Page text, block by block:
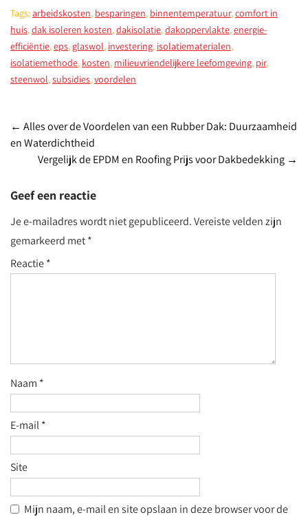
Tags:arbeidskosten, besparingen, binnentemperatuur,comfort in
huis,dak isoleren kosten,dakisolatie,dakoppervlakte,energie-
efficiëntie,eps, glaswol, investering, isolatiematerialen,
isolatiemethode, kosten, milieuvriendelijkere leefomgeving, pir,
steenwol,subsidies,voordelen
Post
navigation
← Alles over de Voordelen van een Rubber Dak: Duurzaamheid
en Waterdichtheid
Vergelijk de EPDM en Roofing Prijs voor Dakbedekking →
Geef een reactie
Je e-mailadres wordt niet gepubliceerd.Vereiste velden zijn
gemarkeerd met*
Reactie*
Naam *
E-mail*
Site
Mijn naam, e-mail en site opslaan in deze browser voor de